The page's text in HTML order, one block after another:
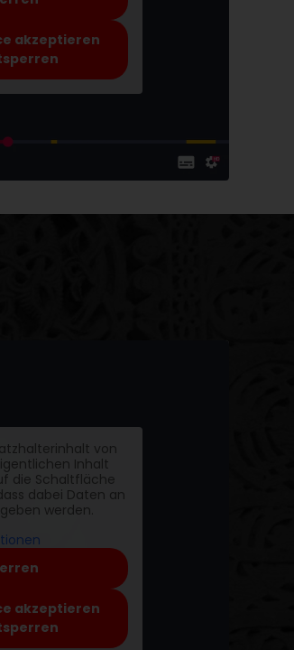
akzeptieren
von
Inhalt
die Schaltfläche
dabei Daten an
werden.
akzeptieren